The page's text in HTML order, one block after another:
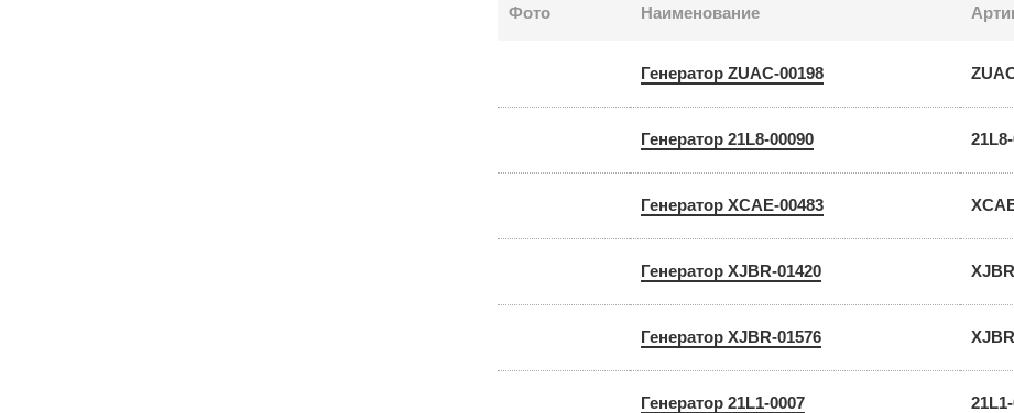
Фото Наименование
Генератор ZUAC-00198
Генератор 21L8-00090
Генератор XCAE-00483
Генератор XJBR-01420
Генератор XJBR-01576
Генератор 21L1-0007